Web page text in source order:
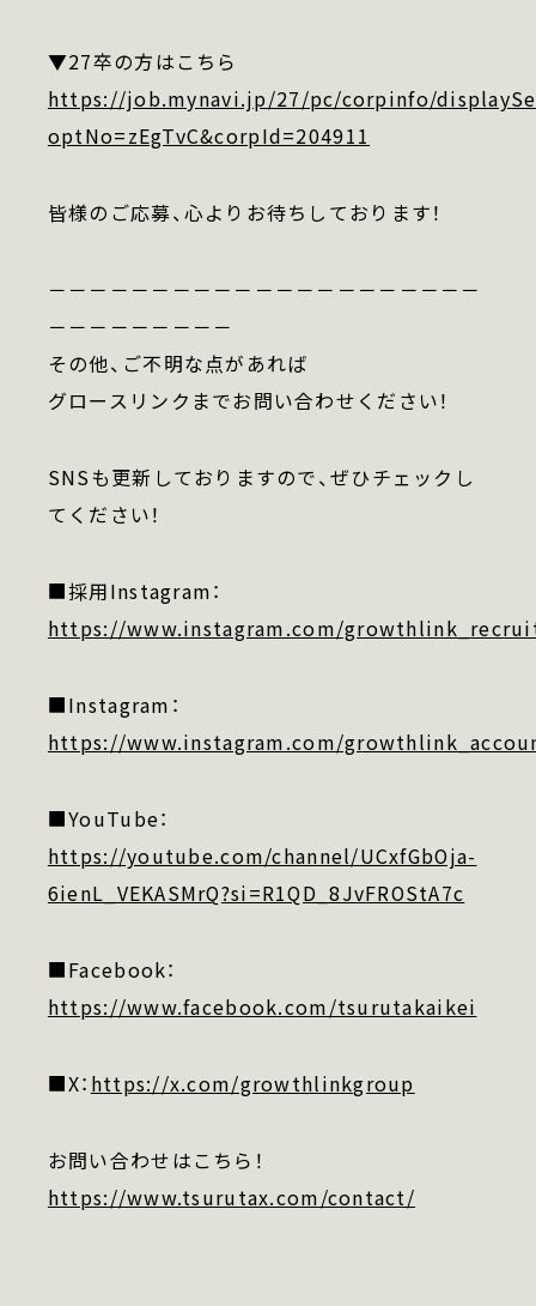
▼27卒の方はこちら
https://job.mynavi.jp/27/pc/corpinfo/
optNo=zEgTvC&corpId=204911
皆様のご応募、心よりお待ちしております！
－－－－－－－－－－－－－－－－－－－－－
－－－－－－－－－
その他、ご不明な点があれば
グロースリンクまでお問い合わせください！
SNSも更新しておりますので、ぜひチェックし
てください！
■採用Instagram：
https://www.instagram.com/
■Instagram：
https://www.instagram.com/
■YouTube：
https://youtube.com/channel/UCxfGbOja-
6ienL_VEKASMrQ?si=R1QD_8JvFROStA7c
■Facebook：
https://www.facebook.com/tsurutakaikei
■X： https://x.com/growthlinkgroup
お問い合わせはこちら！
https://www.tsurutax.com/contact/